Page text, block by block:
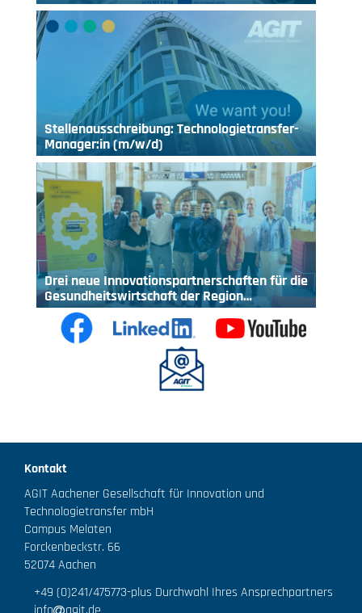
Stellenausschreibung: Technologietransfer-
Manager:in (m/w/d)
Drei neue Innovationspartnerschaften für die
Gesundheitswirtschaft der Region…
Kontakt
AGIT Aachener Gesellschaft für Innovation und
Technologietransfer mbH
Campus Melaten
Forckenbeckstr. 66
52074 Aachen
+49 (0)241/475773-plus Durchwahl Ihres Ansprechpartners